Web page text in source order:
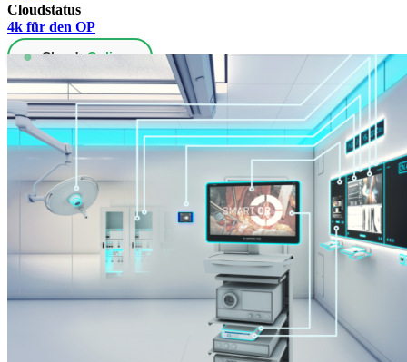
4k für den OP
Cloudstatus
● Cloud:Online
Copyright 2012 - 2026Impressum DatenschutzAGBs
Page load link